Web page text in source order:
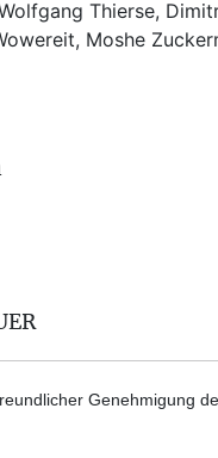
Thierse,
Moshe
Genehmigung